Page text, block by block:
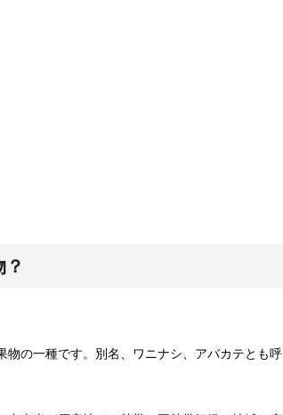
カーから登山につかえる便...
しまうブレーカー。夜の暗...
の一種です。別名、ワニナシ、アバカテとも呼